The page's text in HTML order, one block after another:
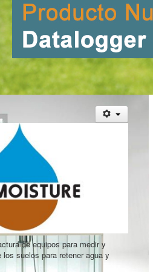
de equipos para medir y
suelos para retener agua y